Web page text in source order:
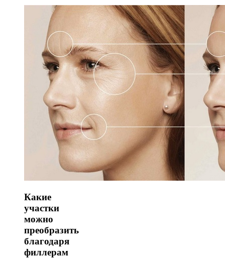
Какие
участки
можно
преобразить
благодаря
филлерам